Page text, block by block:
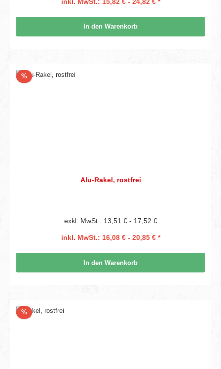
In den Warenkorb
%Rabatt
Alu-Rakel, rostfrei
exkl. MwSt.: 13,51 € - 17,52 €
inkl. MwSt.: 16,08 € - 20,85 € *
In den Warenkorb
%Rabatt